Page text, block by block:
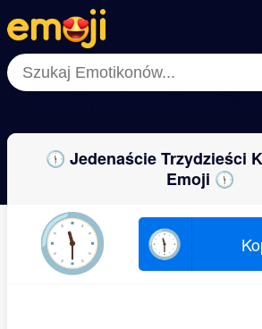
Menu
Close
Menu
Close
🕦 Jedenaście Trzydzieści
Emoji 🕦
🕦 🕦